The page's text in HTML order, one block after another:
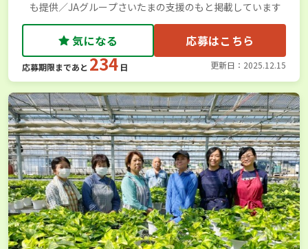
も提供／JAグループさいたまの支援のもと掲載しています
気になる 応募はこちら
応募期限まであと 234 日 更新日：2025.12.15